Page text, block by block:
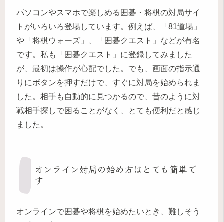
パソコンやスマホで楽しめる囲碁・将棋の対局サイ
トがいろいろ登場しています。例えば、「81道場」
や「将棋ウォーズ」、「囲碁クエスト」などが有名
です。私も「囲碁クエスト」に登録してみました
が、最初は操作が心配でした。でも、画面の指示通
りにボタンを押すだけで、すぐに対局を始められま
した。相手も自動的に見つかるので、昔のように対
戦相手探しで困ることがなく、とても便利だと感じ
ました。
オンライン対局の始め方はとても簡単で
す
オンラインで囲碁や将棋を始めたいとき、難しそう